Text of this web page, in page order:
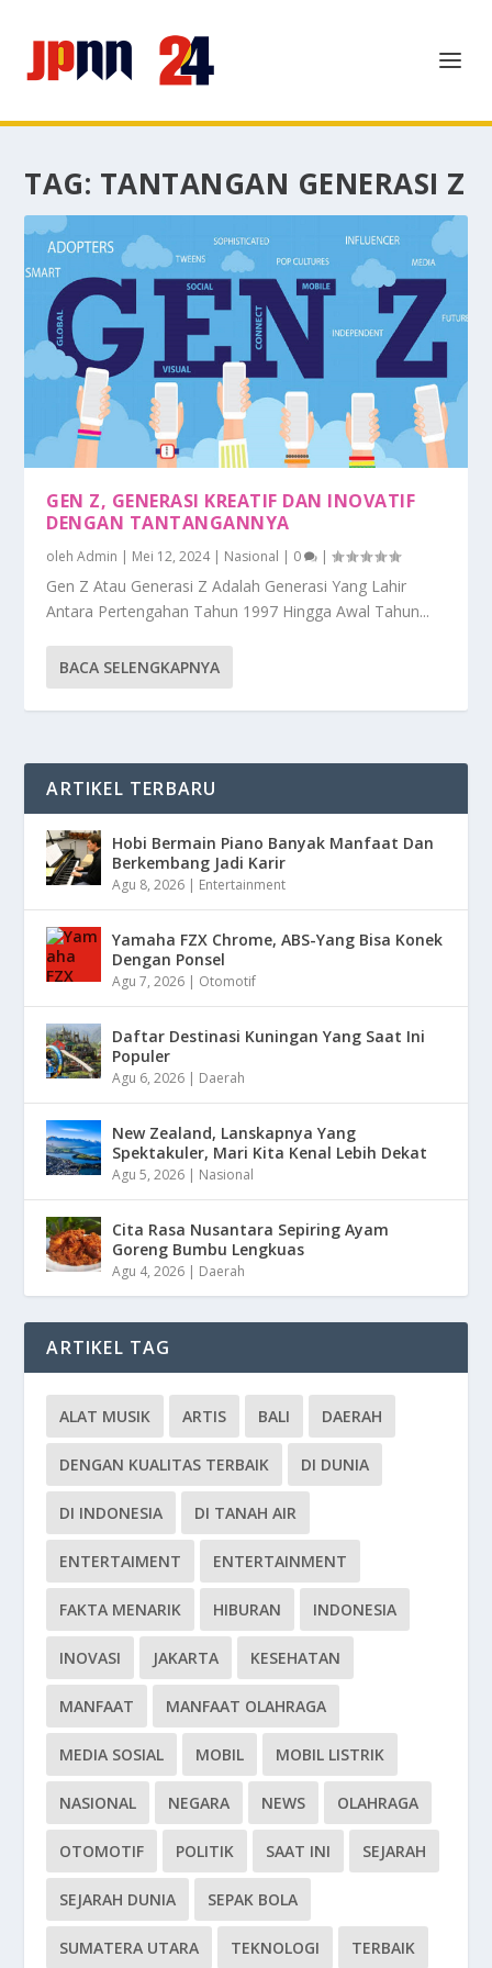
TAG: TANTANGAN GENERASI Z
GEN Z, GENERASI KREATIF DAN INOVATIF
DENGAN TANTANGANNYA
olehAdmin | Mei 12, 2024| Nasional | 0 |
Gen Z Atau Generasi Z Adalah Generasi Yang Lahir
Antara Pertengahan Tahun 1997 Hingga Awal Tahun...
BACA SELENGKAPNYA
ARTIKEL TERBARU
Hobi Bermain Piano Banyak Manfaat Dan
Berkembang Jadi Karir
Agu 8, 2026 | Entertainment
Yamaha FZX Chrome, ABS-Yang Bisa Konek
Dengan Ponsel
Agu 7, 2026 | Otomotif
Daftar Destinasi Kuningan Yang Saat Ini
Populer
Agu 6, 2026 | Daerah
New Zealand, Lanskapnya Yang
Spektakuler, Mari Kita Kenal Lebih Dekat
Agu 5, 2026 | Nasional
Cita Rasa Nusantara Sepiring Ayam
Goreng Bumbu Lengkuas
Agu 4, 2026 | Daerah
ARTIKEL TAG
ALAT MUSIK ARTIS BALI DAERAH
DENGAN KUALITAS TERBAIK DI DUNIA
DI INDONESIA DI TANAH AIR
ENTERTAIMENT ENTERTAINMENT
FAKTA MENARIK HIBURAN INDONESIA
INOVASI JAKARTA KESEHATAN
MANFAAT MANFAAT OLAHRAGA
MEDIA SOSIAL MOBIL MOBIL LISTRIK
NASIONAL NEGARA NEWS OLAHRAGA
OTOMOTIF POLITIK SAAT INI SEJARAH
SEJARAH DUNIA SEPAK BOLA
SUMATERA UTARA TEKNOLOGI TERBAIK